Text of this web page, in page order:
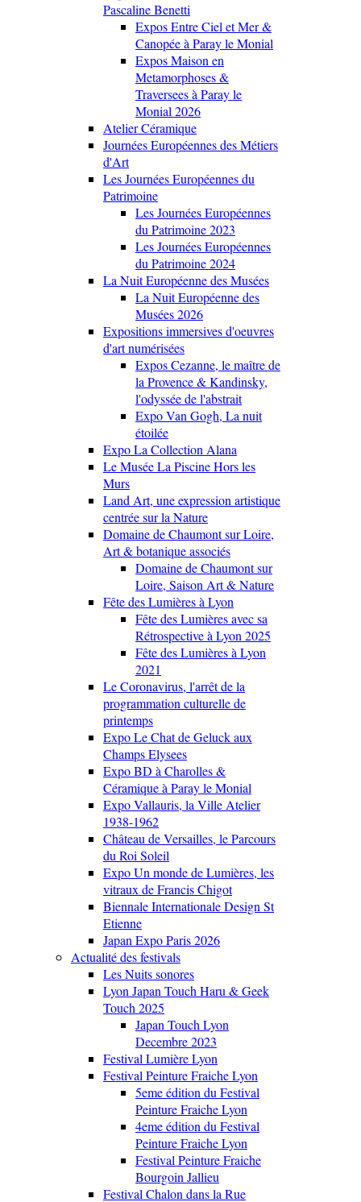
Pascaline Benetti
Expos Entre Ciel et Mer &
Canopée à Paray le Monial
Expos Maison en
Metamorphoses &
Traversees à Paray le
Monial 2026
Atelier Céramique
Journées Européennes des Métiers
d'Art
Les Journées Européennes du
Patrimoine
Les Journées Européennes
du Patrimoine 2023
Les Journées Européennes
du Patrimoine 2024
La Nuit Européenne des Musées
La Nuit Européenne des
Musées 2026
Expositions immersives d'oeuvres
d'art numérisées
Expos Cezanne, le maître de
la Provence & Kandinsky,
l'odyssée de l'abstrait
Expo Van Gogh, La nuit
étoilée
Expo La Collection Alana
Le Musée La Piscine Hors les
Murs
Land Art, une expression artistique
centrée sur la Nature
Domaine de Chaumont sur Loire,
Art & botanique associés
Domaine de Chaumont sur
Loire, Saison Art & Nature
Fête des Lumières à Lyon
Fête des Lumières avec sa
Rétrospective à Lyon 2025
Fête des Lumières à Lyon
2021
Le Coronavirus, l'arrêt de la
programmation culturelle de
printemps
Expo Le Chat de Geluck aux
Champs Elysees
Expo BD à Charolles &
Céramique à Paray le Monial
Expo Vallauris, la Ville Atelier
1938-1962
Château de Versailles, le Parcours
du Roi Soleil
Expo Un monde de Lumières, les
vitraux de Francis Chigot
Biennale Internationale Design St
Etienne
Japan Expo Paris 2026
Actualité des festivals
Les Nuits sonores
Lyon Japan Touch Haru & Geek
Touch 2025
Japan Touch Lyon
Decembre 2023
Festival Lumière Lyon
Festival Peinture Fraiche Lyon
5eme édition du Festival
Peinture Fraiche Lyon
4eme édition du Festival
Peinture Fraiche Lyon
Festival Peinture Fraiche
Bourgoin Jallieu
Festival Chalon dans la Rue